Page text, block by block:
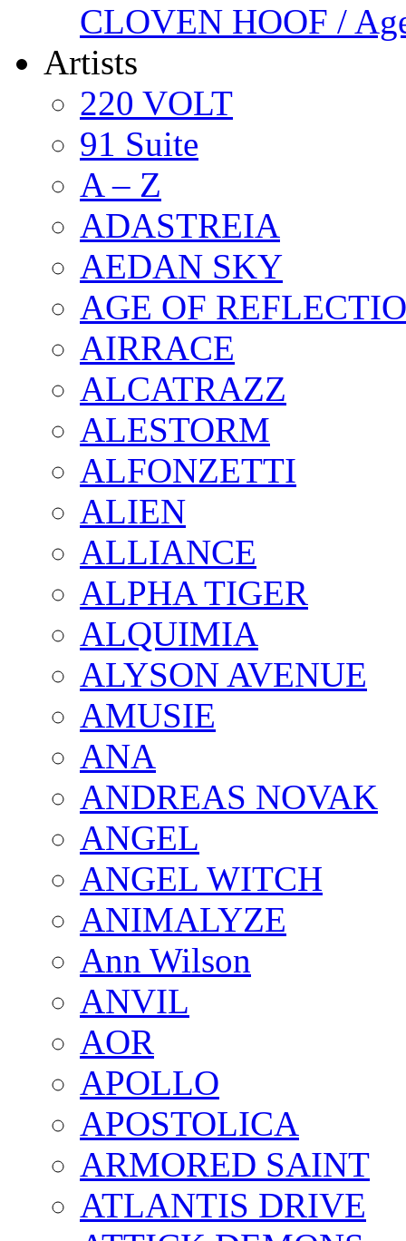
CLOVEN HOOF /
Artists
220 VOLT
91 Suite
A – Z
ADASTREIA
AEDAN SKY
AGE OF
AIRRACE
ALCATRAZZ
ALESTORM
ALFONZETTI
ALIEN
ALLIANCE
ALPHA TIGER
ALQUIMIA
ALYSON AVENUE
AMUSIE
ANA
ANDREAS NOVAK
ANGEL
ANGEL WITCH
ANIMALYZE
Ann Wilson
ANVIL
AOR
APOLLO
APOSTOLICA
ARMORED SAINT
ATLANTIS DRIVE